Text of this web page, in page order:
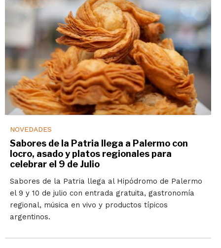
NOVEDADES
Sabores de la Patria llega a Palermo con
locro, asado y platos regionales para
celebrar el 9 de Julio
Sabores de la Patria llega al Hipódromo de Palermo
el 9 y 10 de julio con entrada gratuita, gastronomía
regional, música en vivo y productos típicos
argentinos.